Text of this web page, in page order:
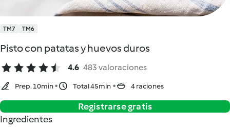
TM7 TM6
Pisto con patatas y huevos duros
4.6 483 valoraciones
Prep. 10min Total 45min 4 raciones
Registrarse gratis
Ingredientes